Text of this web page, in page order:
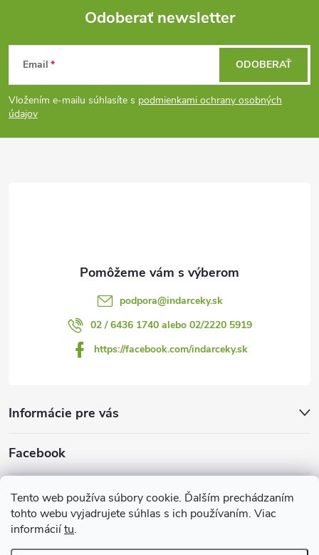
Tento web používa súbory cookie. Ďalším prechádzaním
tohto webu vyjadrujete súhlas s ich používaním. Viac
informáciítu.
Z
á
p
Odoberať newsletter
Email
Vložením e-mailu súhlasíte s podmienkami ochrany osobných
údajov
ODOBERAŤ
podpora@indarceky.sk
02 / 6436 1740 alebo 02/2220 5919
https://facebook.com/indarceky.sk
Informácie pre vás
Facebook
Prijímame online platby